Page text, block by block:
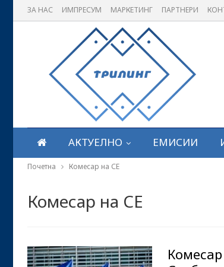
ЗА НАС ИМПРЕСУМ МАРКЕТИНГ ПАРТНЕРИ
АКТУЕЛНО ЕМИСИИ
Почетна Комесар на СЕ
Комесар на СЕ